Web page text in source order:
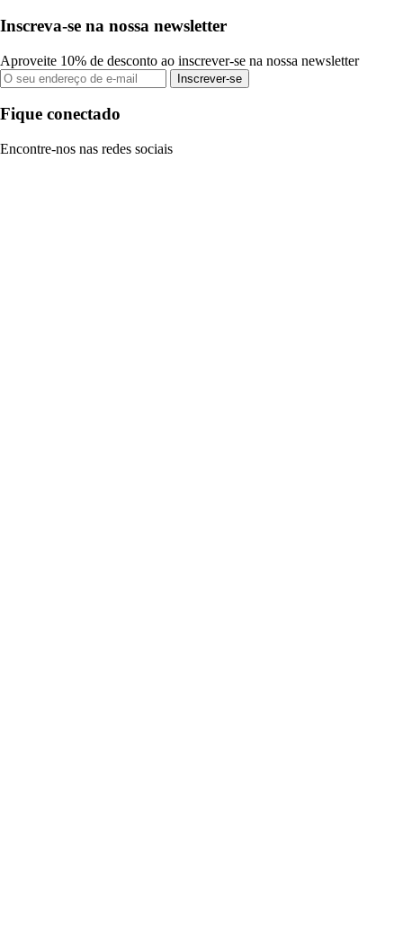
Inscreva-se na nossa newsletter
Aproveite 10% de desconto ao inscrever-se na nossa newsletter
Inscrever-se
Fique conectado
Encontre-nos nas redes sociais